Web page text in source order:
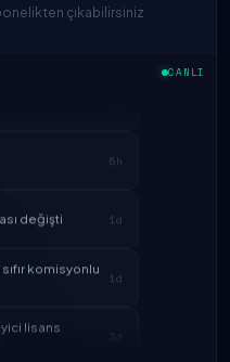
çıkabilirsiniz
CANLI
komisyonlu
artık 24